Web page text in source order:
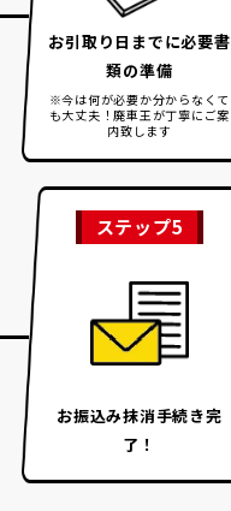
お引取り日までに必要書
類の準備
※今は何が必要か分からなくて
も大丈夫！廃車王が丁寧にご案
内致します
ステップ5
お振込み抹消手続き完
了！